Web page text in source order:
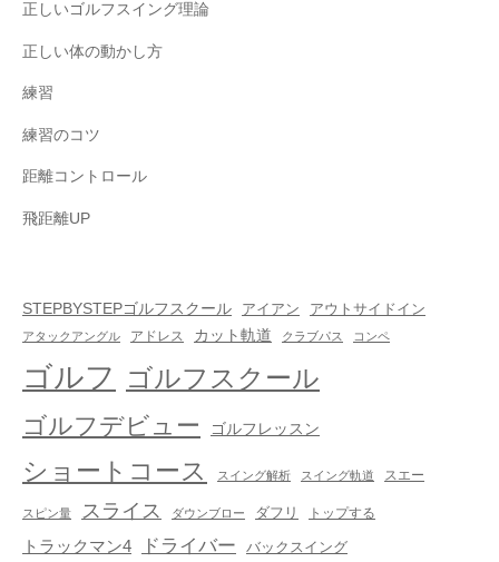
正しいゴルフスイング理論
正しい体の動かし方
練習
練習のコツ
距離コントロール
飛距離UP
STEPBYSTEPゴルフスクール アイアン アウトサイドイン
アタックアングル アドレス カット軌道 クラブパス コンペ
ゴルフ ゴルフスクール
ゴルフデビュー ゴルフレッスン
ショートコース スイング解析 スイング軌道 スエー
スピン量 スライス ダウンブロー ダフリ トップする
トラックマン4 ドライバー バックスイング